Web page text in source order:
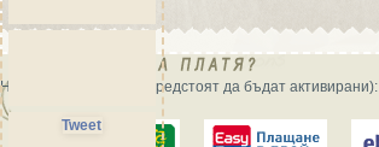
Начини на плащане (предстоят да бъдат активирани):
Tweet